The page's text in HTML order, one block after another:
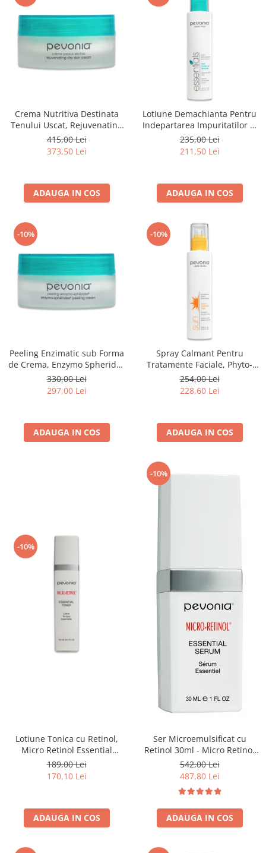
Crema Nutritiva Destinata
Tenului Uscat, Rejuvenating
Dry Skin Cream - 50ml
415,00 Lei
373,50 Lei
ADAUGA IN COS
Lotiune Demachianta Pentru
Indepartarea Impuritatilor si
Machiajului, Eye Make Up
Remover - 200ml
235,00 Lei
211,50 Lei
ADAUGA IN COS
-10%
Peeling Enzimatic sub Forma
de Crema, Enzymo Spherides
Peeling Cream - 50ml
330,00 Lei
297,00 Lei
ADAUGA IN COS
-10%
Spray Calmant Pentru
Tratamente Faciale, Phyto-
Aromatic Mist - 200ml
254,00 Lei
228,60 Lei
ADAUGA IN COS
-10%
Lotiune Tonica cu Retinol,
Micro Retinol Essential
Tonner - 120ml
189,00 Lei
170,10 Lei
ADAUGA IN COS
-10%
Ser Microemulsificat cu
Retinol 30ml - Micro Retinol
Essential Serum - Pevonia
542,00 Lei
487,80 Lei
ADAUGA IN COS